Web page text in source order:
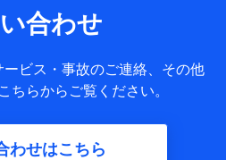
得した、以下の情報などの個人デ
アドレス、お客さまの識別子、
トサービスのご利用に関する情
残高、dポイント利用履歴などが
合わせ
ビス・事故のご連絡、その他
ちらからご覧ください。
わせはこちら